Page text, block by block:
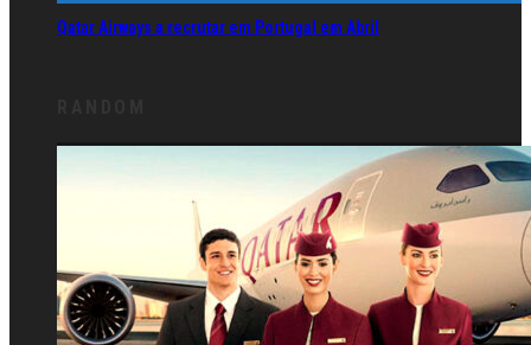
Qatar Airways a recrutar em Portugal em Abril